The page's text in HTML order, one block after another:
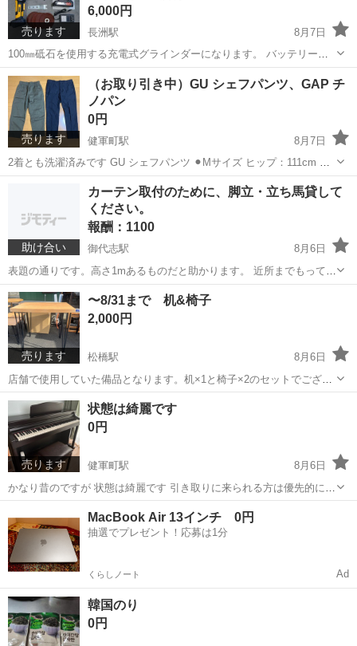
売ります
6,000円
長洲駅
8月7日
100㎜砥石を使用する充電式グラインダーになります。 バッテリーが2
個付いているのでかなり使い勝手がいいセットになります。 バッテリ
ーはマキタ互換バッテリーになります。 新品未使用です 値下げは行...
熊本 玉名郡 長洲駅 その他 グラインダー
売ります
（お取り引き中）GU シェフパンツ、GAP チ
ノパン
0円
健軍町駅
8月7日
2着とも洗濯済みです GU シェフパンツ ⚫︎Mサイズ ヒップ：111cm わ
たり幅：34.5cm 股上：30.5cm 裾幅：19cm 股下：68cm ⚫︎素材：綿
61%、ポリエステル39% ⚫︎ウエスト：...
健軍町駅 ボトムス
助け合い
カーテン取付のために、脚立・立ち馬貸して
ください。
報酬：1100
御代志駅
8月6日
表題の通りです。高さ1mあるものだと助かります。 近所までもってき
て頂けたら大変助かります。 15分ですぐお返します。 よろしくお願い
します。
熊本 菊池市 御代志駅 貸して
売ります
〜8/31まで 机&椅子
2,000円
松橋駅
8月6日
店舗で使用していた備品となります。机×1と椅子×2のセットでござい
ます。 傷、ガタつきがある場合がございます。できる限り清掃してお
引き渡しいたしますが、木目シートが捲れている箇所等、こちらで修
繕致し兼ねる箇所は現状のままのお...
熊本 宇城市 松橋駅 テーブル
売ります
状態は綺麗です
0円
健軍町駅
8月6日
かなり昔のですが 状態は綺麗です 引き取りに来られる方は優先的にお
渡ししたいです よろしくお願いします🙇‍♀️鍵盤楽器、ピアノ
韓国のり
0円